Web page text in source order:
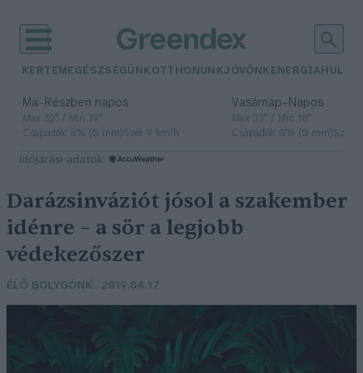
KERTEM EGÉSZSÉGÜNK OTTHONUNKJÖVŐNK ENERGIA
Ma– Részben napos
Max 32° / Min 19°
Csapadék: 5% (0 mm)Szél: 9 km/h
Vasárnap– Napos
Max 33° / Min 18°
Csapadék: 0% (0 mm)Szél:
időjárási adatok:
Darázsinváziót jósol a szakember
idénre – a sör a legjobb
védekezőszer
ÉLŐ BOLYGÓNK 2019.04.17